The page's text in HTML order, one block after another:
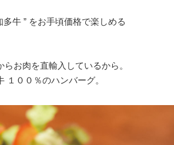
牛 ” をお手頃価格で楽しめる
お肉を直輸入しているから。
１００％のハンバーグ。